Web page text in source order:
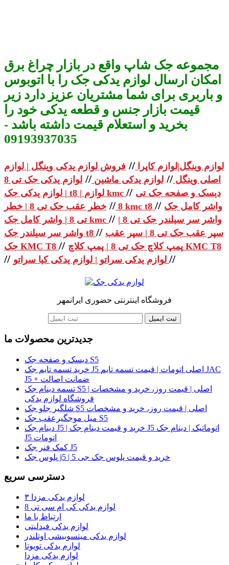
مجموعه جک شاپ واقع در بازار چراغ برق
امکان ارسال لوازم یدکی جک را با اتوبوس
و باربری برای شما مشتریان عزیز دارد زیر
قیمت بازار جنس و قطعه یدکی خود را
بخرید و استعلام قیمت داشته باشد -
09193937035
لوازم وینگل|لوازم کاپرا // فروش لوازم یدکی وینگل | لوازم
اصلی وینگل // لوازم یدکی ماشین //
لوازم یدکی جک تی 8
| لوازم یدکی جک t8 | لوازم kmc // دیسک و صفحه جک تی
8
// خطر عقب جک تی 8 | خطر kmc t8 // واشر کامل جک
تی 8 | واشر کامل جک kmc // واشر سر سیلندر جک تی 8 |
واشر سر سیلندر جک t8 // سپر عقب جک تی 8 | سپر عقب
جک KMC T8 // پمپ کلاچ جک تی 8 | پمپ کلاچ KMC T8
// //
فروشگاه اینترنتی حضوری ایرانمهر
ثبت ایمیل
جدیدترین محصولات ما
دیسک و صفحه جک S5
خرید تسمه تایم جک J5 اصلی اتومات | قیمت تسمه تایم JAC
J5 + ضمانت اصالت
تسمه دینام جک S5 اصلی | قیمت روز، خرید و مشخصات |
فروشگاه لوازم یدکی
شلگیر جلو جک S5 اصلی | قیمت روز، خرید و مشخصات
میل موجگیرعقب جک S5
دینام جک J5 | خرید و قیمت دینام جک J5 اتوماتیک | دینام جک
J5 اتومات
کمک فنر جک J5
پلوس جک j5 | خرید و قیمت پلوس جک جی 5
دسترسی سریع
لوازم یدکی مزدا ۳
لوازم یدکی کی ام سی تی 8
ارتباط با ما
لوازم یدکی فیدلیتی
لوازم یدکی میتسوبیشی اوتلندر
لوازم یدکی تویوتا
لوازم یدکی مزدا